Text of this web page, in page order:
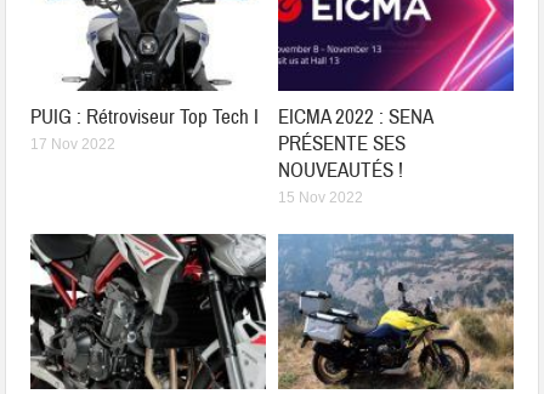
PUIG : Rétroviseur Top Tech I
17 Nov 2022
EICMA 2022 : SENA
PRÉSENTE SES
NOUVEAUTÉS !
15 Nov 2022